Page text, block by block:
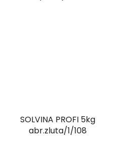
SOLVINA PROFI 5kg
abr.zluta/1/108